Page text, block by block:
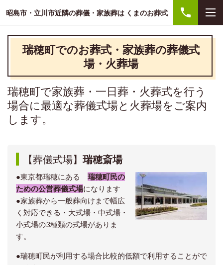
昭島市・立川市近隣の葬儀・家族葬は くまのお葬式
瑞穂町でのお葬式・家族葬の葬儀式
場・火葬場
瑞穂町で家族葬・一日葬・火葬式を行う
場合に最適な葬儀式場と火葬場をご案内
します。
【葬儀式場】瑞穂斎場
●東京都瑞穂にある 瑞穂町民の
ための公営葬儀式場になります
●家族葬から一般葬向けまで幅広
く対応できる・大式場・中式場・
小式場の3種類の式場がありま
す。
●瑞穂町民が利用する場合比較的低額で利用することがで